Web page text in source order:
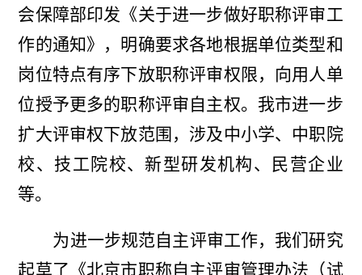
会保障部印发《关于进一步做好职称评审工
作的通知》，明确要求各地根据单位类型和
岗位特点有序下放职称评审权限，向用人单
位授予更多的职称评审自主权。我市进一步
扩大评审权下放范围，涉及中小学、中职院
校、技工院校、新型研发机构、民营企业
等。
为进一步规范自主评审工作，我们研究
起草了《北京市职称自主评审管理办法（试